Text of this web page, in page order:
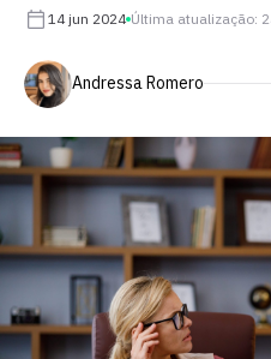
14 jun 2024 Última atualização:
Andressa Romero